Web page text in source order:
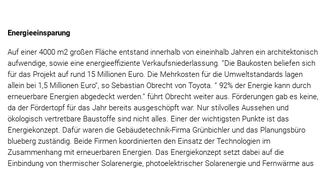
Energieeinsparung
Auf einer 4000 m2 großen Fläche entstand innerhalb von eineinhalb Jahren ein architektonisch
aufwendige, sowie eine energieeffiziente Verkaufsniederlassung. ”Die Baukosten beliefen sich
für das Projekt auf rund 15 Millionen Euro. Die Mehrkosten für die Umweltstandards lagen
allein bei 1,5 Millionen Euro”, so Sebastian Obrecht von Toyota. ” 92% der Energie kann durch
erneuerbare Energien abgedeckt werden.” führt Obrecht weiter aus. Förderungen gab es keine,
da der Fördertopf für das Jahr bereits ausgeschöpft war. Nur stilvolles Aussehen und
ökologisch vertretbare Baustoffe sind nicht alles. Einer der wichtigsten Punkte ist das
Energiekonzept. Dafür waren die Gebäudetechnik-Firma Grünbichler und das Planungsbüro
blueberg zuständig. Beide Firmen koordinierten den Einsatz der Technologien im
Zusammenhang mit erneuerbaren Energien. Das Energiekonzept setzt dabei auf die
Einbindung von thermischer Solarenergie, photoelektrischer Solarenergie und Fernwärme aus